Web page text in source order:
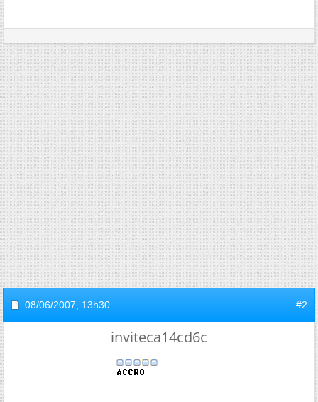
08/06/2007, 13h30 #2
inviteca14cd6c